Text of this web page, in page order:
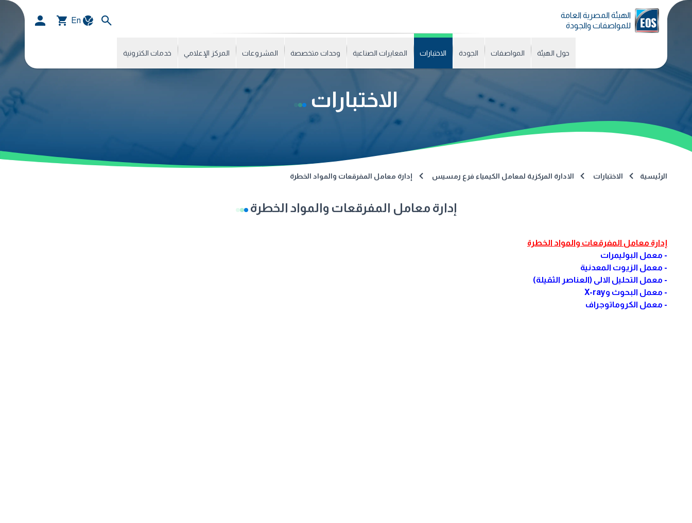
الهيئة المصرية العامة
للمواصفات والجودة
En
حول الهيئة المواصفات الجودة الاختبارات المعايرات الصناعية وحدات متخصصة المشروعات المركز الإعلامي خدمات الكترونية
الاختبارات
الرئيسية الاختبارات الادارة المركزية لمعامل الكيمياء فرع رمسيس إدارة معامل المفرقعات والمواد الخطرة
إدارة معامل المفرقعات والمواد الخطرة
إدارة معامل المفرقعات والمواد الخطرة
- معمل البوليمرات
- معمل الزيوت المعدنية
- معمل التحليل الالى (العناصر الثقيلة)
- معمل البحوث وX-ray
- معمل الكروماتوجراف